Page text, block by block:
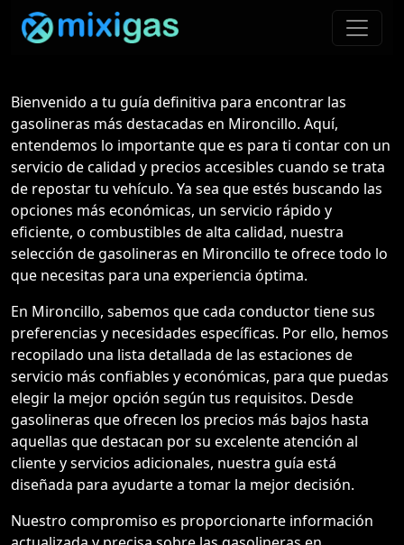
Bienvenido a tu guía definitiva para encontrar las
gasolineras más destacadas en Mironcillo. Aquí,
entendemos lo importante que es para ti contar con un
servicio de calidad y precios accesibles cuando se trata
de repostar tu vehículo. Ya sea que estés buscando las
opciones más económicas, un servicio rápido y
eficiente, o combustibles de alta calidad, nuestra
selección de gasolineras en Mironcillo te ofrece todo lo
que necesitas para una experiencia óptima.
En Mironcillo, sabemos que cada conductor tiene sus
preferencias y necesidades específicas. Por ello, hemos
recopilado una lista detallada de las estaciones de
servicio más confiables y económicas, para que puedas
elegir la mejor opción según tus requisitos. Desde
gasolineras que ofrecen los precios más bajos hasta
aquellas que destacan por su excelente atención al
cliente y servicios adicionales, nuestra guía está
diseñada para ayudarte a tomar la mejor decisión.
Nuestro compromiso es proporcionarte información